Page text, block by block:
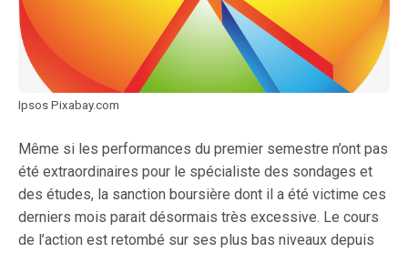
Ipsos Pixabay.com
Même si les performances du premier semestre n’ont pas
été extraordinaires pour le spécialiste des sondages et
des études, la sanction boursière dont il a été victime ces
derniers mois parait désormais très excessive. Le cours
de l’action est retombé sur ses plus bas niveaux depuis